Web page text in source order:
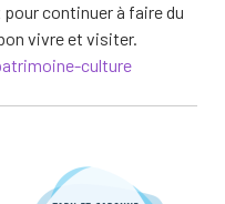
pour continuer à faire du
vivre et visiter.
culture